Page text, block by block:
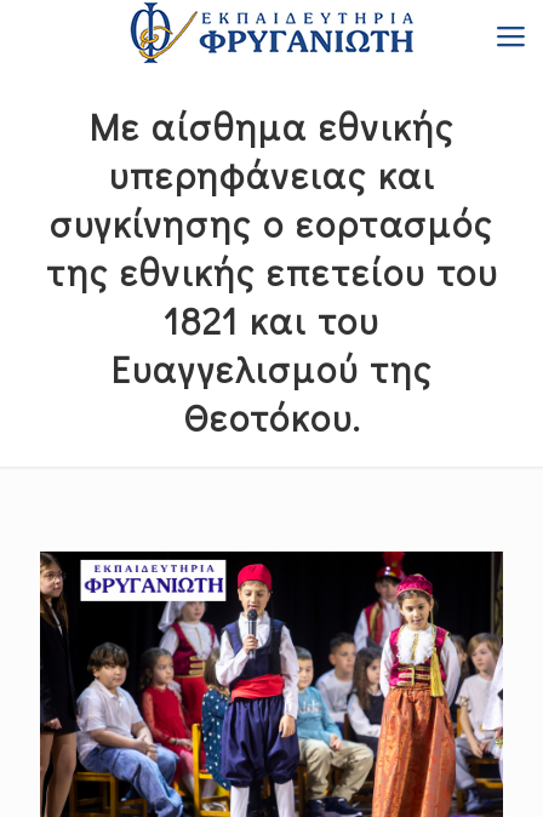
Με αίσθημα εθνικής
υπερηφάνειας και
συγκίνησης ο εορτασμός
της εθνικής επετείου του
1821 και του
Ευαγγελισμού της
Θεοτόκου.